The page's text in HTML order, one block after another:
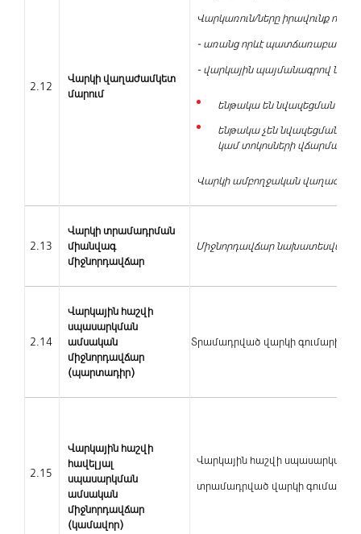
2.12
Վարկի վաղաժամկետ
մարում
Վարկառուն/ները իրավունք ունի
- առանց որևէ
- վարկային պայմանագրով
ենթակա են նվազեցման
ենթակա չեն նվազեցման
կամ տոկոսների վճարման
Վարկի ամբողջական
2.13
Վարկի տրամադրման
միանվագ
միջնորդավճար
Միջնորդավճար նախատեսված չէ
2.14
Վարկային հաշվի
սպասարկման
ամսական
միջնորդավճար
(պարտադիր)
Տրամադրված վարկի գումարի
2.15
Վարկային հաշվի
հավելյալ
սպասարկման
ամսական
միջնորդավճար
(կամավոր)
Վարկային հաշվի սպասարկման
տրամադրված վարկի գումարի